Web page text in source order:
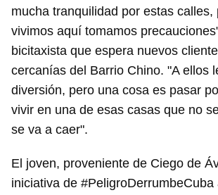
mucha tranquilidad por estas calles,
vivimos aquí tomamos
bicitaxista que espera nuevos
cercanías del Barrio Chino. "A ellos
diversión, pero una cosa es pasar
vivir en una de esas casas que no
se va a caer".
El joven, proveniente de Ciego de
iniciativa de